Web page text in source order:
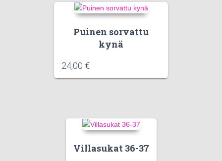
Puinen sorvattu
kynä
24,00 €
Villasukat 36-37